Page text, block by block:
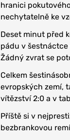
hranici
nechytatelně ke
Deset minut před
pádu v šestnáctce
Žádný zvrat se
Celkem
evropských zemí,
vítězství 2:0 a v
Příště si v
bezbrankovou